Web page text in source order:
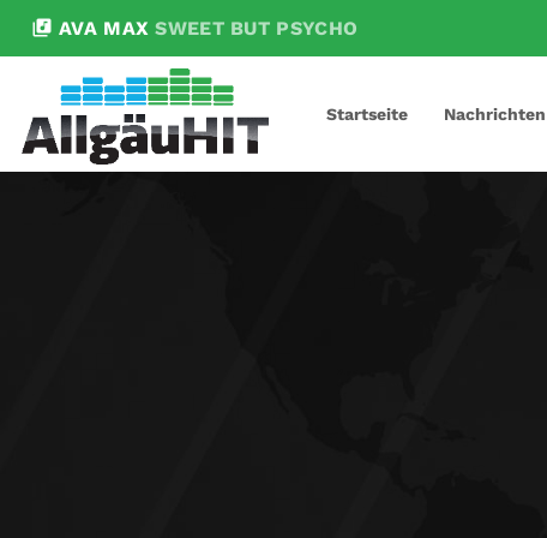
library_music AVA MAX SWEET BUT PSYCHO
Startseite Nachrichten